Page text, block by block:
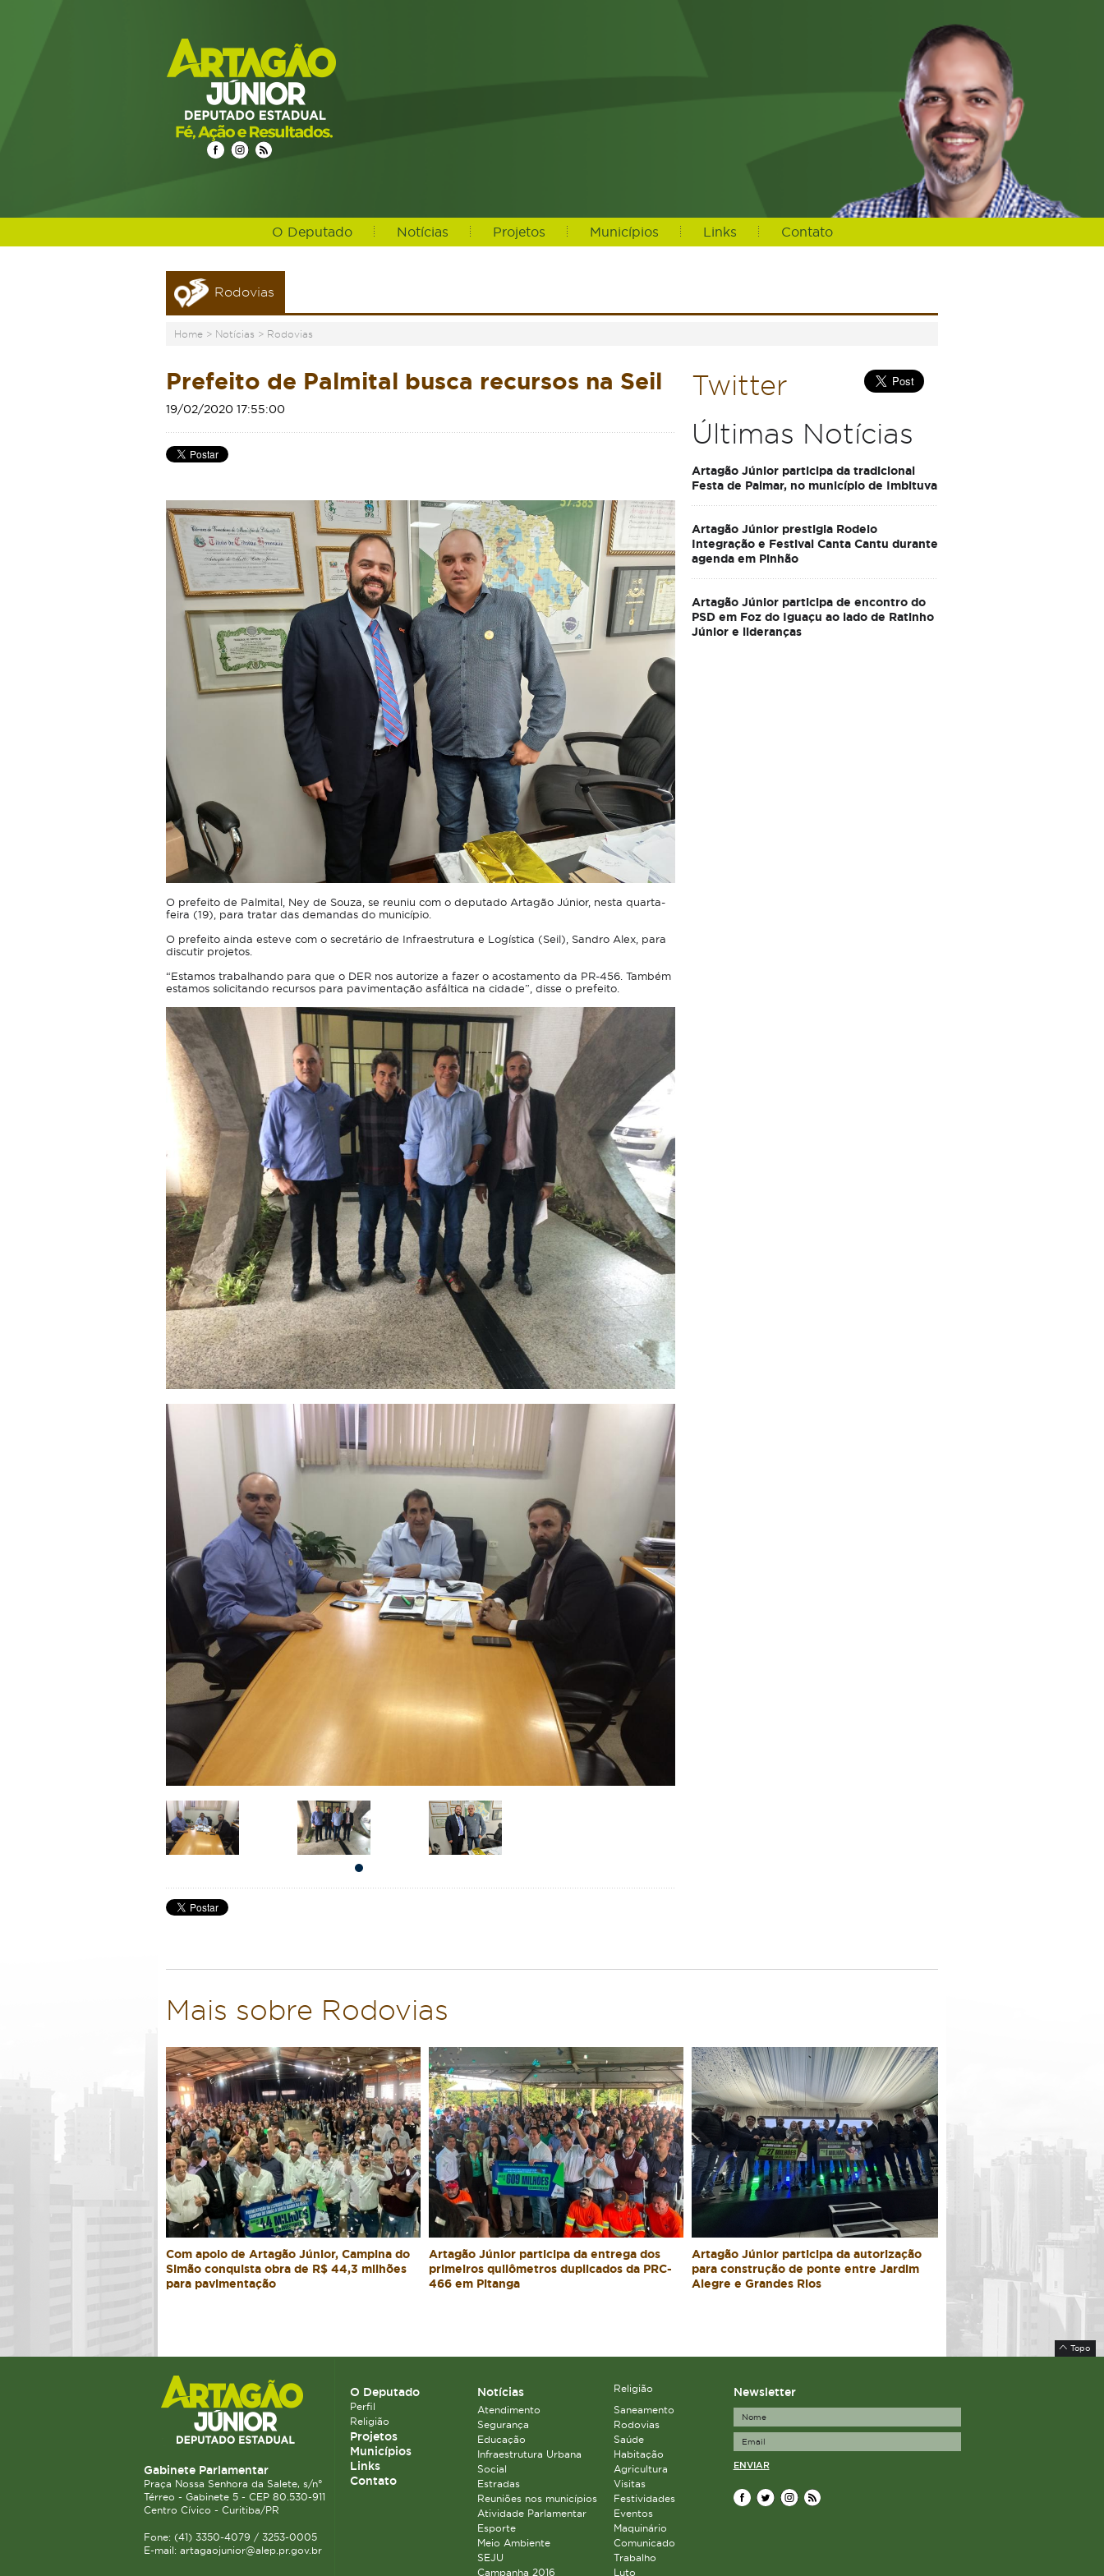
O Deputado Notícias Projetos Municípios Links Contato
Rodovias
Home > Notícias > Rodovias
Prefeito de Palmital busca recursos na Seil
19/02/2020 17:55:00
O prefeito de Palmital, Ney de Souza, se reuniu com o deputado Artagão Júnior, nesta quarta-
feira (19), para tratar das demandas do município.
O prefeito ainda esteve com o secretário de Infraestrutura e Logística (Seil), Sandro Alex, para
discutir projetos.
“Estamos trabalhando para que o DER nos autorize a fazer o acostamento da PR-456. Também
estamos solicitando recursos para pavimentação asfáltica na cidade”, disse o prefeito.
Twitter
Últimas Notícias
Artagão Júnior participa da tradicional
Festa de Palmar, no município de Imbituva
Artagão Júnior prestigia Rodeio
Integração e Festival Canta Cantu durante
agenda em Pinhão
Artagão Júnior participa de encontro do
PSD em Foz do Iguaçu ao lado de Ratinho
Júnior e lideranças
Mais sobre Rodovias
Com apoio de Artagão Júnior, Campina do
Simão conquista obra de R$ 44,3 milhões
para pavimentação
Artagão Júnior participa da entrega dos
primeiros quilômetros duplicados da PRC-
466 em Pitanga
Artagão Júnior participa da autorização
para construção de ponte entre Jardim
Alegre e Grandes Rios
Topo
Gabinete Parlamentar
Praça Nossa Senhora da Salete, s/n°
Térreo - Gabinete 5 - CEP 80.530-911
Centro Cívico - Curitiba/PR
Fone: (41) 3350-4079 / 3253-0005
E-mail: artagaojunior@alep.pr.gov.br
O Deputado
Perfil
Religião
Projetos
Municípios
Links
Contato
Notícias
Religião
Atendimento
Saneamento
Segurança
Rodovias
Educação
Saúde
Infraestrutura Urbana
Habitação
Social
Agricultura
Estradas
Visitas
Reuniões nos municípios
Festividades
Atividade Parlamentar
Eventos
Esporte
Maquinário
Meio Ambiente
Comunicado
SEJU
Trabalho
Campanha 2016
Luto
Newsletter
ENVIAR